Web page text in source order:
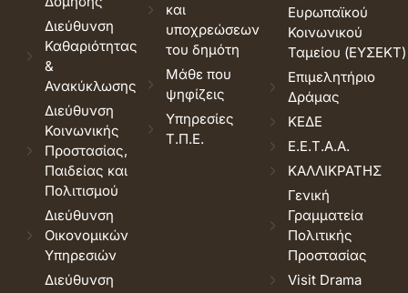
Διεύθυνση
Καθαριότητας
&
Ανακύκλωσης
Διεύθυνση
Κοινωνικής
Προστασίας,
Παιδείας και
Πολιτισμού
Διεύθυνση
Οικονομικών
Υπηρεσιών
Διεύθυνση
και
υποχρεώσεων
του δημότη
Μάθε που
ψηφίζεις
Υπηρεσίες
Τ.Π.Ε.
Ευρωπαϊκού
Κοινωνικού
Ταμείου (ΕΥΣΕΚΤ)
Επιμελητήριο
Δράμας
ΚΕΔΕ
Ε.Ε.Τ.Α.Α.
ΚΑΛΛΙΚΡΑΤΗΣ
Γενική
Γραμματεία
Πολιτικής
Προστασίας
Visit Drama